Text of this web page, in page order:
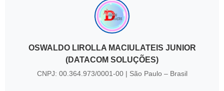
OSWALDO LIROLLA MACIULATEIS JUNIOR
(DATACOM SOLUÇÕES)
CNPJ: 00.364.973/0001-00 | São Paulo – Brasil